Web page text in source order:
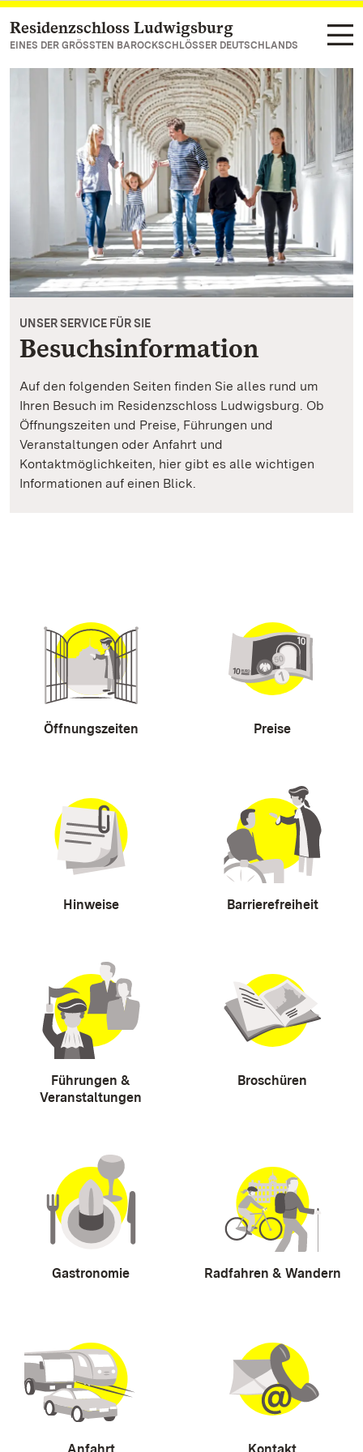
Zum Hauptinhalt springen
Residenzschloss Ludwigsburg
EINES DER GRÖSSTEN BAROCKSCHLÖSSER DEUTSCHLANDS
UNSER SERVICE FÜR SIE
Besuchsinformation
Auf den folgenden Seiten finden Sie alles rund um
Ihren Besuch im Residenzschloss Ludwigsburg. Ob
Öffnungszeiten und Preise, Führungen und
Veranstaltungen oder Anfahrt und
Kontaktmöglichkeiten, hier gibt es alle wichtigen
Informationen auf einen Blick.
Öffnungszeiten Preise
Hinweise Barrierefreiheit
Führungen &
Veranstaltungen
Broschüren
Gastronomie Radfahren & Wandern